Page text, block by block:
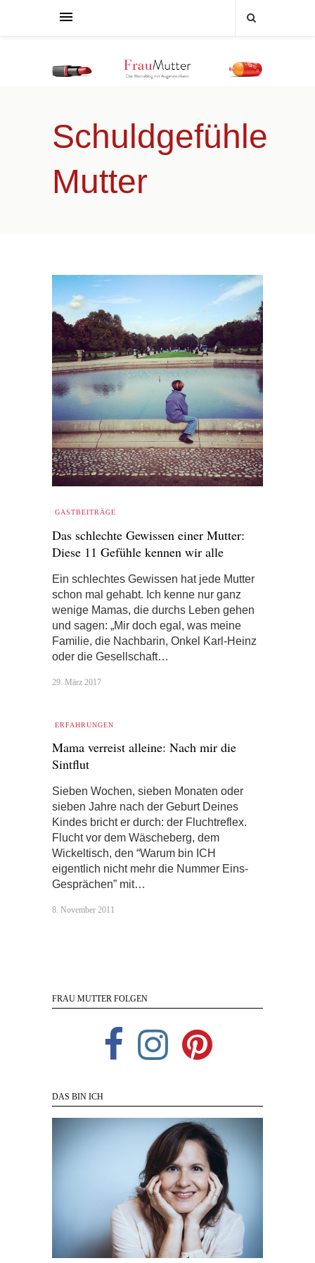
Schuldgefühle
Mutter
GASTBEITRÄGE
Das schlechte Gewissen einer Mutter:
Diese 11 Gefühle kennen wir alle
Ein schlechtes Gewissen hat jede Mutter
schon mal gehabt. Ich kenne nur ganz
wenige Mamas, die durchs Leben gehen
und sagen: „Mir doch egal, was meine
Familie, die Nachbarin, Onkel Karl-Heinz
oder die Gesellschaft…
29. März 2017
ERFAHRUNGEN
Mama verreist alleine: Nach mir die
Sintflut
Sieben Wochen, sieben Monaten oder
sieben Jahre nach der Geburt Deines
Kindes bricht er durch: der Fluchtreflex.
Flucht vor dem Wäscheberg, dem
Wickeltisch, den “Warum bin ICH
eigentlich nicht mehr die Nummer Eins-
Gesprächen” mit…
8. November 2011
FRAU MUTTER FOLGEN
DAS BIN ICH